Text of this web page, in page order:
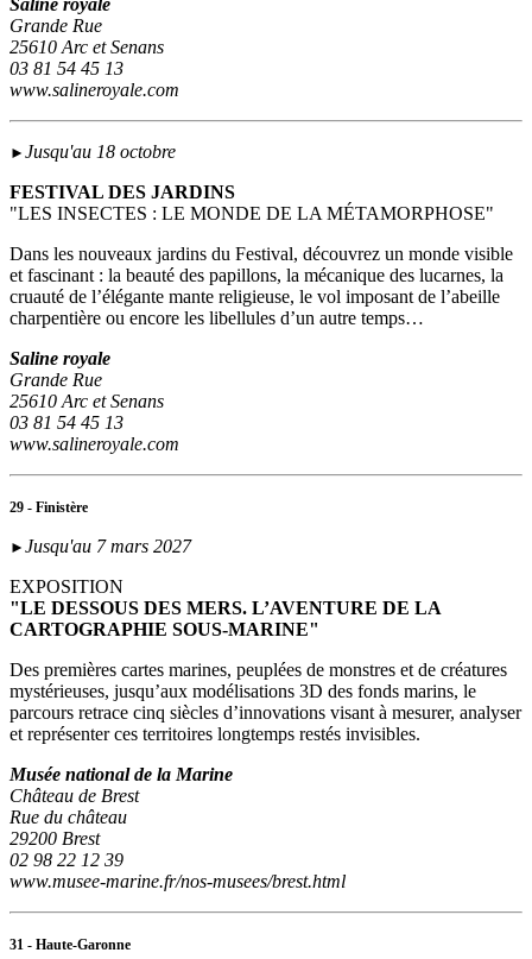
Saline royale
Grande Rue
25610 Arc et Senans
03 81 54 45 13
www.salineroyale.com
► Jusqu'au 18 octobre
FESTIVAL DES JARDINS
"LES INSECTES : LE MONDE DE LA MÉTAMORPHOSE"
Dans les nouveaux jardins du Festival, découvrez un monde visible
et fascinant : la beauté des papillons, la mécanique des lucarnes, la
cruauté de l’élégante mante religieuse, le vol imposant de l’abeille
charpentière ou encore les libellules d’un autre temps…
Saline royale
Grande Rue
25610 Arc et Senans
03 81 54 45 13
www.salineroyale.com
29 - Finistère
► Jusqu'au 7 mars 2027
EXPOSITION
"LE DESSOUS DES MERS. L’AVENTURE DE LA
CARTOGRAPHIE SOUS-MARINE"
Des premières cartes marines, peuplées de monstres et de créatures
mystérieuses, jusqu’aux modélisations 3D des fonds marins, le
parcours retrace cinq siècles d’innovations visant à mesurer, analyser
et représenter ces territoires longtemps restés invisibles.
Musée national de la Marine
Château de Brest
Rue du château
29200 Brest
02 98 22 12 39
www.musee-marine.fr/nos-musees/brest.html
31 - Haute-Garonne